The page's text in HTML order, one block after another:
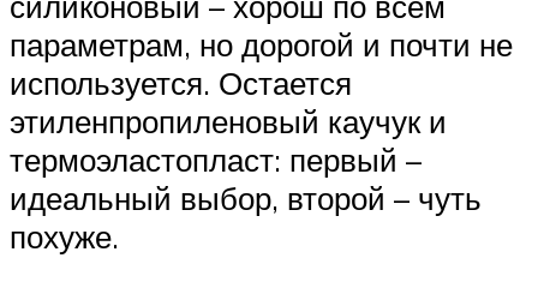
параметрам, но дорогой и почти не
используется. Остается
этиленпропиленовый каучук и
термоэластопласт: первый –
идеальный выбор, второй – чуть
похуже.